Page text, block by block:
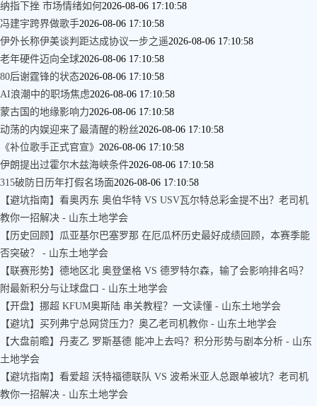
纳指下挫 市场情绪如何2026-08-06 17:10:58
冯建宇跨界做歌手2026-08-06 17:10:58
伊外长称伊美谈判距达成协议一步之遥2026-08-06 17:10:58
老年硬件迈向全球2026-08-06 17:10:58
80后谢霆锋的状态2026-08-06 17:10:58
AI浪潮中的职场焦虑2026-08-06 17:10:58
蒙古国的地缘影响力2026-08-06 17:10:58
动荡的内娱迎来了最清醒的粉丝2026-08-06 17:10:58
《补位歌手正式官宣》 2026-08-06 17:10:58
伊朗提出过霍尔木兹海峡条件2026-08-06 17:10:58
315破防日历年打假名场面2026-08-06 17:10:58
【避坑指南】看奥丙东 奥伯华特 VS USV瓦尔特总彩金提不出？老司机
教你一招解决 - 山东土地学会
【历史回顾】瓜亚基尔巴塞罗那 在厄瓜杯历史最好成绩回顾，本赛季能
否突破？ - 山东土地学会
【联赛形势】德地区北 奥登堡格 VS 德罗特尔森，输了会影响排名吗？
附最新积分与让球盘口 - 山东土地学会
【开盘】挪超 KFUM奥斯陆 串关教程？一文读懂 - 山东土地学会
【避坑】买列弗宁总网贷压力？奥乙老司机教你 - 山东土地学会
【大盘前瞻】丹麦乙 罗斯基德 能冲上去吗？积分形势与剧本分析 - 山东
土地学会
【避坑指南】看爱超 沃特福德联队 VS 波希米亚人总跟单被坑？老司机
教你一招解决 - 山东土地学会